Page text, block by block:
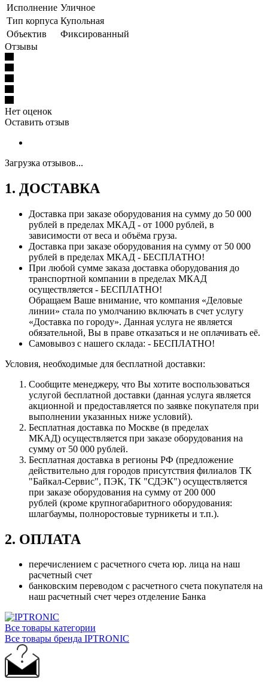
Исполнение Уличное
Тип корпуса Купольная
Объектив
Фиксированный
Отзывы
Нет оценок
Оставить отзыв
Загрузка отзывов...
1. ДОСТАВКА
Доставка при заказе оборудования на сумму до 50 000
рублей в пределах МКАД - от 1000 рублей, в
зависимости от веса и объёма груза.
Доставка при заказе оборудования на сумму от 50 000
рублей в пределах МКАД - БЕСПЛАТНО!
При любой сумме заказа доставка оборудования до
транспортной компании в пределах МКАД
осуществляется - БЕСПЛАТНО!
Обращаем Ваше внимание, что компания «Деловые
линии» стала по умолчанию включать в счет услугу
«Доставка по городу». Данная услуга не является
обязательной, Вы в праве отказаться и не оплачивать её.
Самовывоз с нашего склада: - БЕСПЛАТНО!
Условия, необходимые для бесплатной доставки:
Сообщите менеджеру, что Вы хотите воспользоваться
услугой бесплатной доставки (данная услуга является
акционной и предоставляется по заявке покупателя при
выполнении указанных ниже условий).
Бесплатная доставка по Москве (в пределах
МКАД) осуществляется при заказе оборудования на
сумму от 50 000 рублей.
Бесплатная доставка в регионы РФ (предложение
действительно для городов присутствия филиалов ТК
"Байкал-Сервис", ПЭК, ТК "СДЭК") осуществляется
при заказе оборудования на сумму от 200 000
рублей (кроме крупногабаритного оборудования:
шлагбаумы, полноростовые турникеты и т.п.).
2. ОПЛАТА
перечислением с расчетного счета юр. лица на наш
расчетный счет
банковским переводом с расчетного счета покупателя на
наш расчетный счет через отделение Банка
Все товары категории
Все товары бренда IPTRONIC